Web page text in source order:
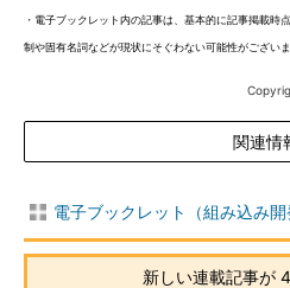
・電子ブックレット内の記事は、基本的に記事掲載時
制や固有名詞などが現状にそぐわない可能性がござい
関連情
電子ブックレット（組み込み
新しい連載記事が